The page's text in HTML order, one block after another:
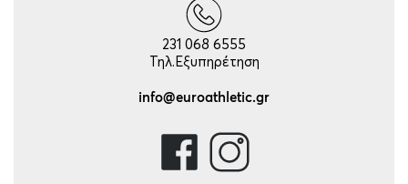
231 068 6555
Τηλ.Εξυπηρέτηση
info@euroathletic.gr